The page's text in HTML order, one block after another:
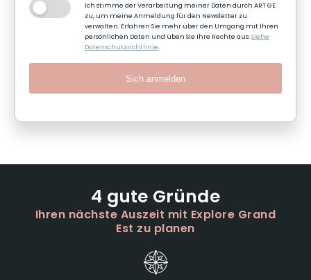
Ich stimme der Verarbeitung meiner Daten durch ART GE
zu, um meine Anmeldung für den Newsletter zu
verwalten. Erfahren Sie mehr über den Umgang mit Ihren
persönlichen Daten und üben Sie Ihre Rechte aus:Siehe
Datenschutzrichtlinie.
Sich anmelden
4 gute Gründe
Ihren nächste Auszeit mit Explore Grand
Est zu planen